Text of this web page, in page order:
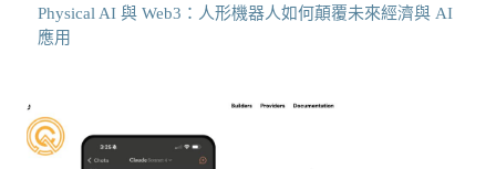
Physical AI 與 Web3：人形機器人如何顛覆未來經濟與 AI
應用